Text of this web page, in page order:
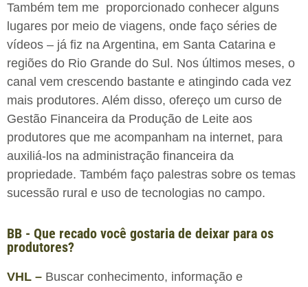
Também tem me proporcionado conhecer alguns
lugares por meio de viagens, onde faço séries de
vídeos – já fiz na Argentina, em Santa Catarina e
regiões do Rio Grande do Sul. Nos últimos meses, o
canal vem crescendo bastante e atingindo cada vez
mais produtores. Além disso, ofereço um curso de
Gestão Financeira da Produção de Leite aos
produtores que me acompanham na internet, para
auxiliá-los na administração financeira da
propriedade. Também faço palestras sobre os temas
sucessão rural e uso de tecnologias no campo.
BB - Que recado você gostaria de deixar para os
produtores?
VHL – Buscar conhecimento, informação e